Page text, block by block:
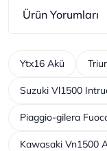
Ürün Yorumları
Ytx16 Akü
Suzuki Vl1500
Piaggio-gilera
Kawasaki Vn1500